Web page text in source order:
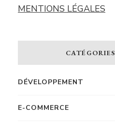
MENTIONS LÉGALES
CATÉGORIES
DÉVELOPPEMENT
E-COMMERCE